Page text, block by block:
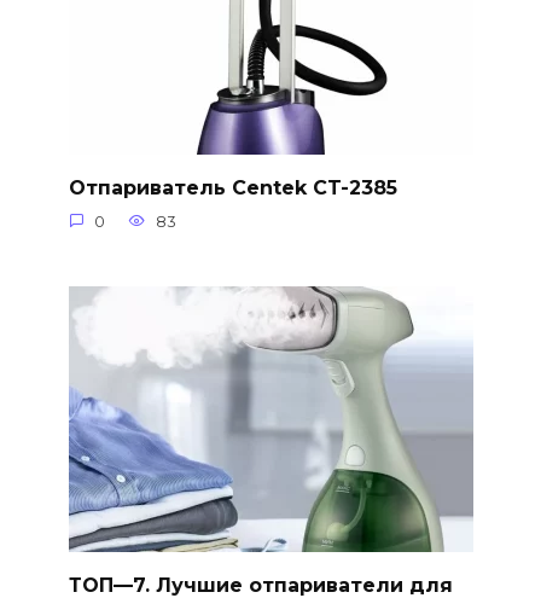
Отпариватель Centek CT-2385
0 83
ТОП—7. Лучшие отпариватели для